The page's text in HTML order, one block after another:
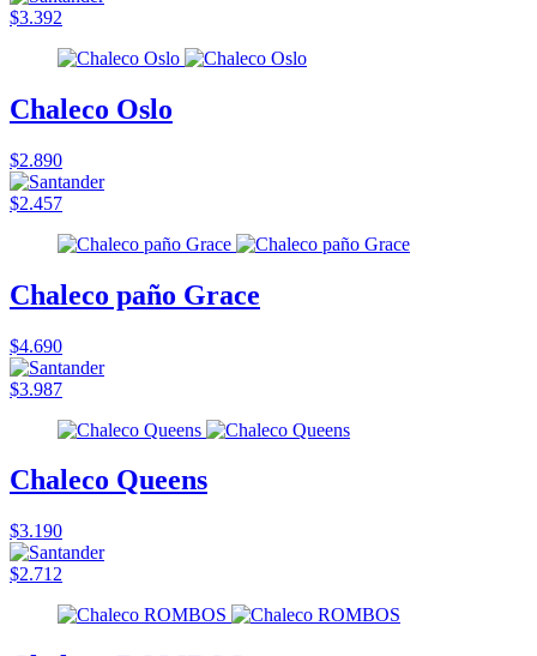
$3.392
Chaleco Oslo
$2.890
$2.457
Chaleco paño Grace
$4.690
$3.987
Chaleco Queens
$3.190
$2.712